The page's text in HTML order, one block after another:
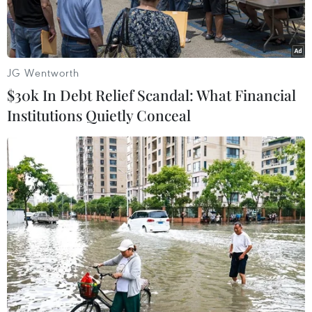
Sự cố bay dù lượn có động cơ tại Bãi Cháy. (Ảnh cắt từ clip)
Sở Văn hóa, Thể thao và Du lịch tỉnh Quảng
Ninh thông tin đơn vị này vừa xử lý vi phạm
JG Wentworth
$30k In Debt Relief Scandal: What Financial
Institutions Quietly Conceal